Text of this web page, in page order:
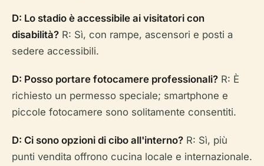
D: Lo stadio è accessibile ai visitatori con
disabilità? R: Sì, con rampe, ascensori e posti a
sedere accessibili.
D: Posso portare fotocamere professionali? R: È
richiesto un permesso speciale; smartphone e
piccole fotocamere sono solitamente consentiti.
D: Ci sono opzioni di cibo all'interno? R: Sì, più
punti vendita offrono cucina locale e internazionale.